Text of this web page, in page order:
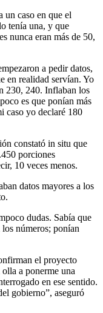
un caso en que el
tenía una, y que
nunca eran más de 50,
a pedir datos,
en realidad servían. Yo
230, 240. Inflaban los
es que ponían más
caso yo declaré 180
constató in situ que
porciones
10 veces menos.
datos mayores a los
dudas. Sabía que
números; ponían
el proyecto
a ponerme una
en ese sentido.
gobierno”, aseguró